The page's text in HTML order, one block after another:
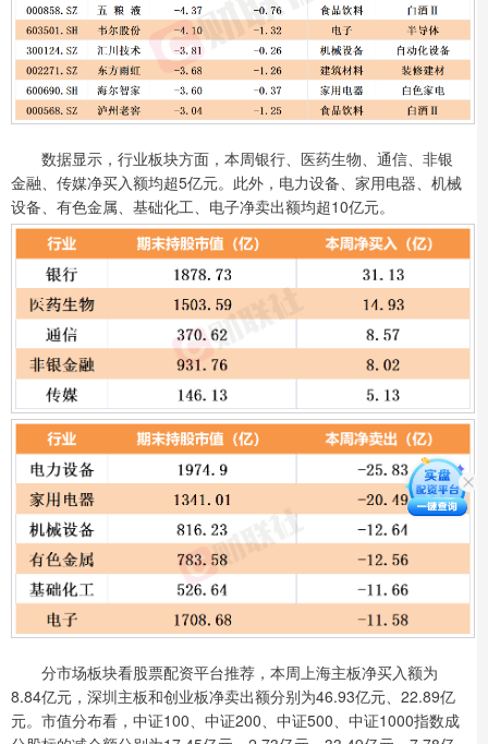
数据显示，行业板块方面，本周银行、医药生物、通信、非银
金融、传媒净买入额均超5亿元。此外，电力设备、家用电器、机械
设备、有色金属、基础化工、电子净卖出额均超10亿元。
分市场板块看股票配资平台推荐，本周上海主板净买入额为
8.84亿元，深圳主板和创业板净卖出额分别为46.93亿元、22.89亿
元。市值分布看，中证100、中证200、中证500、中证1000指数成